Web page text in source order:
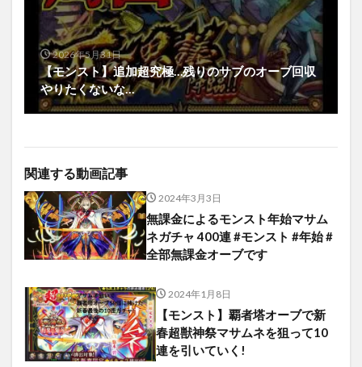
2026年5月31日
【モンスト】追加超究極…残りのサブのオーブ回収
やりたくないな…
関連する動画記事
2024年3月3日
無課金によるモンスト年始マサム
ネガチャ 400連 #モンスト #年始 #
全部無課金オーブです
2024年1月8日
【モンスト】覇者塔オーブで新
春超獣神祭マサムネを狙って10
連を引いていく!